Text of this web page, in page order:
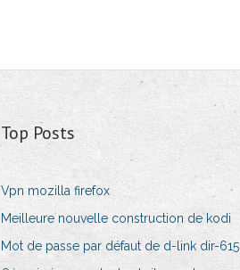
Top Posts
Vpn mozilla firefox
Meilleure nouvelle construction de kodi
Mot de passe par défaut de d-link dir-615